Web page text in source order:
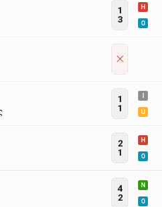
1
3
H
O
1
1
U
2
1
H
O
4
2
N
O